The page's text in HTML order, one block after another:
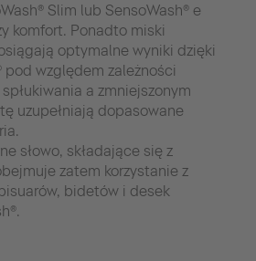
Slim lub SensoWash® e
komfort. Ponadto miski
optymalne wyniki dzięki
względem zależności
a zmniejszonym
uzupełniają dopasowane
słowo, składające się z
zatem korzystanie z
bidetów i desek